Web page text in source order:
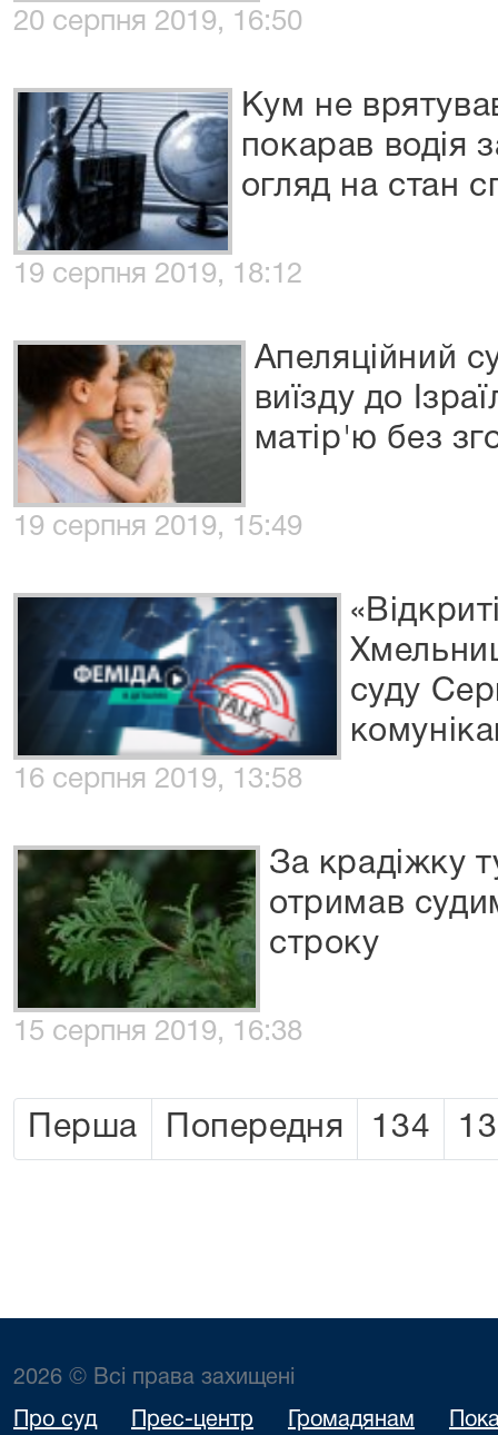
20 серпня 2019, 16:50
Кум не
покарав водія
огляд на стан
19 серпня 2019, 18:12
Апеляційний
виїзду до
матір'ю без
19 серпня 2019, 15:49
суду
16 серпня 2019, 13:58
За крадіжку
отримав
строку
15 серпня 2019, 16:38
Перша Попередня 134
2026 © Всі права захищені
Про суд Прес-центр Громадянам